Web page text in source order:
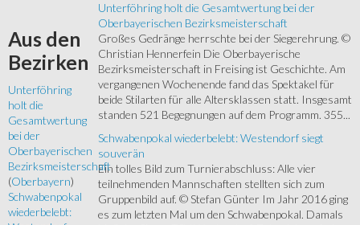
Unterföhring holt die Gesamtwertung bei der
Oberbayerischen Bezirksmeisterschaft
Großes Gedränge herrschte bei der Siegerehrung. ©
Christian Hennerfein Die Oberbayerische
Bezirksmeisterschaft in Freising ist Geschichte. Am
vergangenen Wochenende fand das Spektakel für
beide Stilarten für alle Altersklassen statt. Insgesamt
standen 521 Begegnungen auf dem Programm. 355...
Schwabenpokal wiederbelebt: Westendorf siegt
souverän
Ein tolles Bild zum Turnierabschluss: Alle vier
teilnehmenden Mannschaften stellten sich zum
Gruppenbild auf. © Stefan Günter Im Jahr 2016 ging
es zum letzten Mal um den Schwabenpokal. Damals
Aus den
Bezirken
Unterföhring
holt die
Gesamtwertung
bei der
Oberbayerischen
Bezirksmeisterschaft
(Oberbayern)
Schwabenpokal
wiederbelebt: